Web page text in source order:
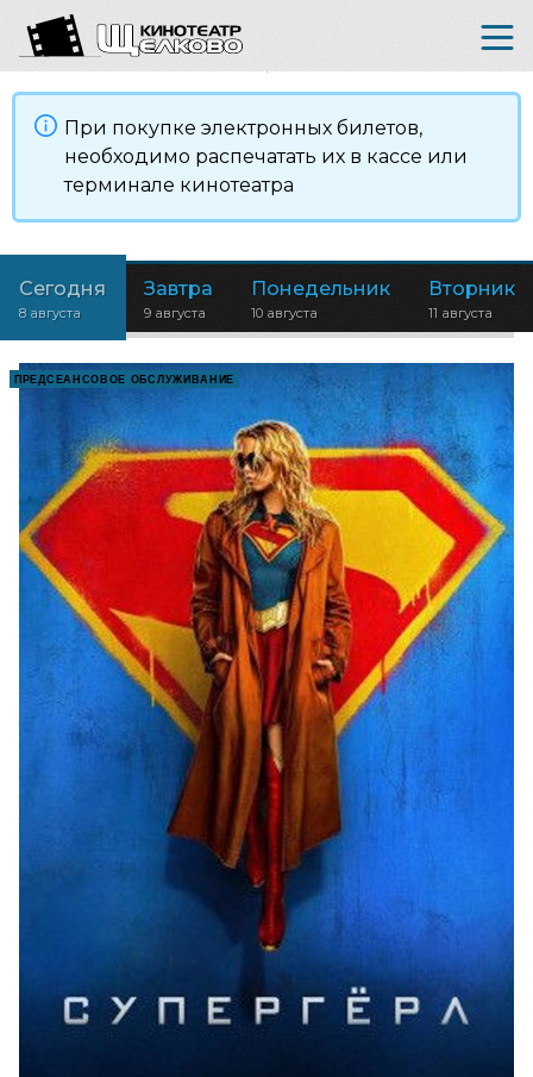
При покупке электронных билетов,
необходимо распечатать их в кассе или
терминале кинотеатра
Сегодня
8 августа
Завтра
9 августа
Понедельник
10 августа
Вторник
11 августа
ПРЕДСЕАНСОВОЕ ОБСЛУЖИВАНИЕ